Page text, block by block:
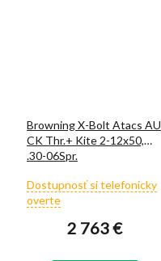
Browning X-Bolt Atacs AU
CK Thr.+ Kite 2-12x50,
.30-06Spr.
Priemerné
hodnotenie
je
Dostupnosť si telefonicky
overte
2 763 €